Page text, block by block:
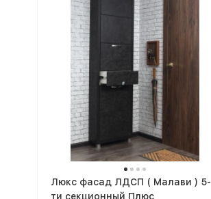
Люкс фасад ЛДСП ( Малави ) 5-
ти секционный Плюс